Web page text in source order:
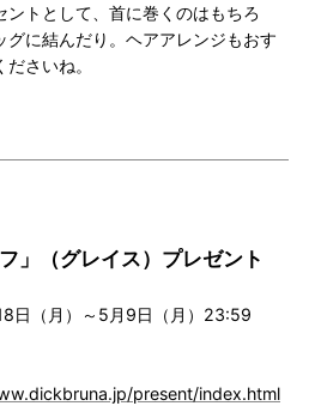
ントとして、首に巻くのはもちろ
グに結んだり。ヘアアレンジもおす
さいね。
」（グレイス）プレゼント
日（月）～5月9日（月）23:59
present/index.html